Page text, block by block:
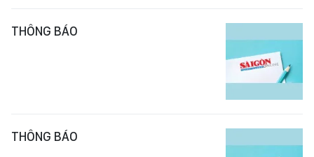
THÔNG BÁO
THÔNG BÁO